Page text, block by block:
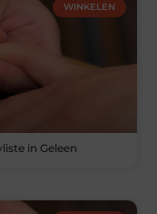
WINKELEN
in Geleen